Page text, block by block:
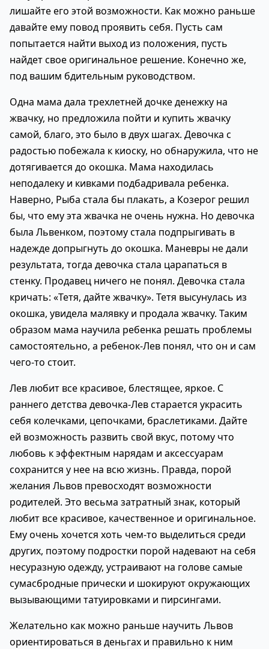
лишайте его этой возможности. Как можно раньше
давайте ему повод проявить себя. Пусть сам
попытается найти выход из положения, пусть
найдет свое оригинальное решение. Конечно же,
под вашим бдительным руководством.
Одна мама дала трехлетней дочке денежку на
жвачку, но предложила пойти и купить жвачку
самой, благо, это было в двух шагах. Девочка с
радостью побежала к киоску, но обнаружила, что не
дотягивается до окошка. Мама находилась
неподалеку и кивками подбадривала ребенка.
Наверно, Рыба стала бы плакать, а Козерог решил
бы, что ему эта жвачка не очень нужна. Но девочка
была Львенком, поэтому стала подпрыгивать в
надежде допрыгнуть до окошка. Маневры не дали
результата, тогда девочка стала царапаться в
стенку. Продавец ничего не понял. Девочка стала
кричать: «Тетя, дайте жвачку». Тетя высунулась из
окошка, увидела малявку и продала жвачку. Таким
образом мама научила ребенка решать проблемы
самостоятельно, а ребенок-Лев понял, что он и сам
чего-то стоит.
Лев любит все красивое, блестящее, яркое. С
раннего детства девочка-Лев старается украсить
себя колечками, цепочками, браслетиками. Дайте
ей возможность развить свой вкус, потому что
любовь к эффектным нарядам и аксессуарам
сохранится у нее на всю жизнь. Правда, порой
желания Львов превосходят возможности
родителей. Это весьма затратный знак, который
любит все красивое, качественное и оригинальное.
Ему очень хочется хоть чем-то выделиться среди
других, поэтому подростки порой надевают на себя
несуразную одежду, устраивают на голове самые
сумасбродные прически и шокируют окружающих
вызывающими татуировками и пирсингами.
Желательно как можно раньше научить Львов
ориентироваться в деньгах и правильно к ним